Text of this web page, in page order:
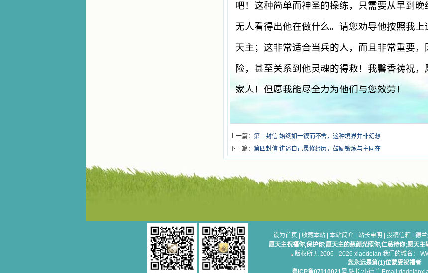
吧！这种简单而神圣的操练，只需要从早到晚
无人看得出他在做什么。请您劝导他按照我
天主；这非常适合当兵的人，而且非常重要
险，甚至关系到他灵魂的得救！我馨香祷祝
家人！但愿我能尽全力为他们与您效劳！
上一篇： 第二封信 始终如一锲而不舍，这种境界并非幻想
下一篇： 第四封信 讲述自己灵修经历，鼓励锻炼与主同在
设为首页 收藏本站 本站简介 站长申明 投稿信箱 德
愿天主祝福你,保护你;愿天主的慈颜光照你,仁慈待你;愿天主
版权所无 2006 - 2026 xiaodelan 我们的域名：
您永远是第(1)位蒙受祝福者
粤ICP备07010021号 站长:小德兰